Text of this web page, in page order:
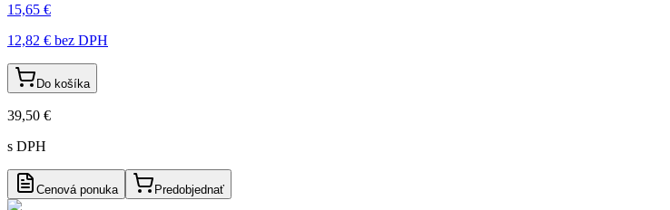
15,65 €
12,82 € bez DPH
Do košíka
39,50 €
s DPH
Cenová ponuka Predobjednať